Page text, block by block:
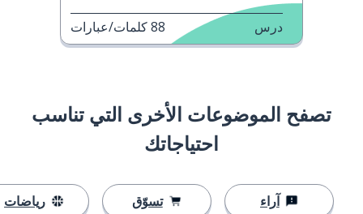
درس 88كلمات/عبارات
تصفح الموضوعات الأخرى التي تناسب
احتياجاتك
آراء تسوّق رياضات